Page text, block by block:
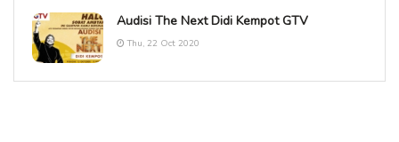
Audisi The Next Didi Kempot GTV
Thu, 22 Oct 2020